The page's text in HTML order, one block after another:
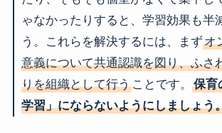
ゃなかったりすると、学習効果も半
う。これらを解決するには、まずオ
意義について共通認識を図り、ふさ
りを組織として行うことです。
保育
学習」にならないようにしましょう